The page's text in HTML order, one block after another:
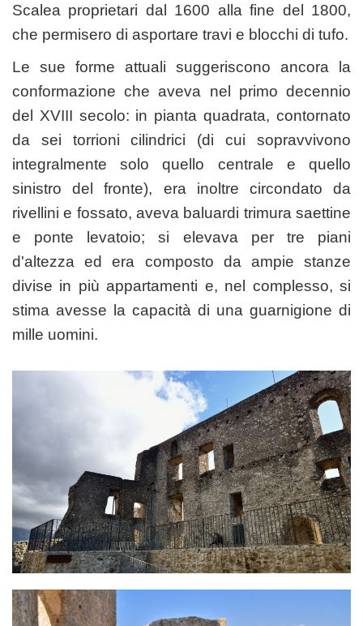
Scalea proprietari dal 1600 alla fine del 1800,
che permisero di asportare travi e blocchi di tufo.
Le sue forme attuali suggeriscono ancora la
conformazione che aveva nel primo decennio
del XVIII secolo: in pianta quadrata, contornato
da sei torrioni cilindrici (di cui sopravvivono
integralmente solo quello centrale e quello
sinistro del fronte), era inoltre circondato da
rivellini e fossato, aveva baluardi trimura saettine
e ponte levatoio; si elevava per tre piani
d'altezza ed era composto da ampie stanze
divise in più appartamenti e, nel complesso, si
stima avesse la capacità di una guarnigione di
mille uomini.